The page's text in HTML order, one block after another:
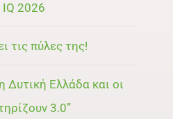
2026
τις πύλες της!
Δυτική Ελλάδα και οι
3.0”